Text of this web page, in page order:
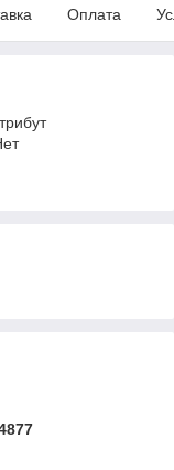
Оплата